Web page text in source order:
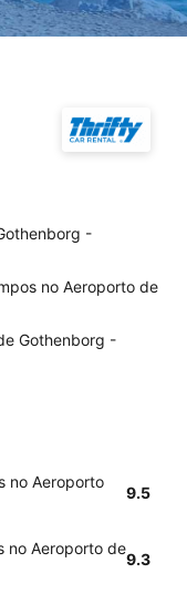
-
no Aeroporto de
Gothenborg -
no Aeroporto
9.5
no Aeroporto de
9.3